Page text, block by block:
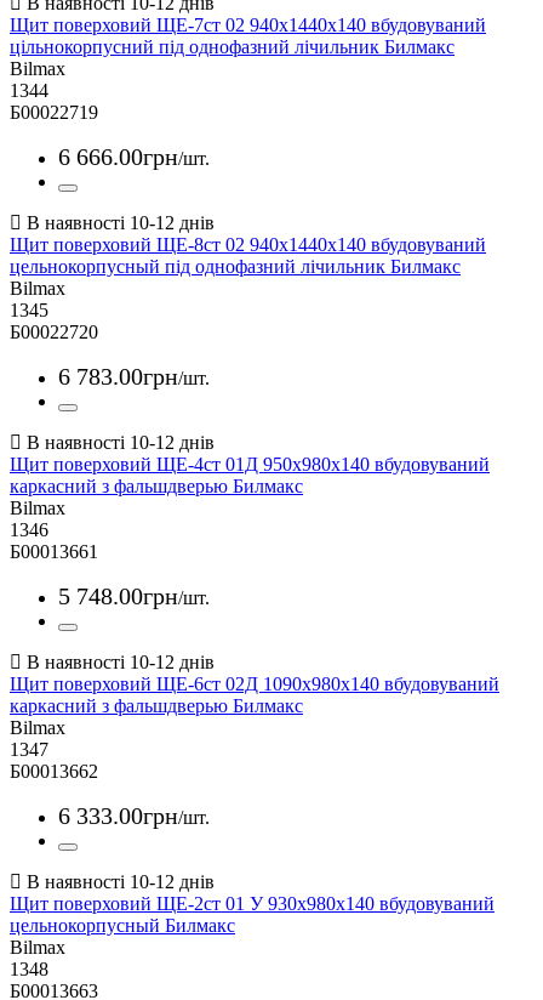
Щит поверховий ЩЕ-7ст 02 940х1440х140 вбудовуваний
цільнокорпусний під однофазний лічильник Билмакс
Bilmax
1344
Б00022719
6 666.00грн/шт.
Щит поверховий ЩЕ-8ст 02 940х1440х140 вбудовуваний
цельнокорпусный під однофазний лічильник Билмакс
Bilmax
1345
Б00022720
6 783.00грн/шт.
Щит поверховий ЩЕ-4ст 01Д 950х980х140 вбудовуваний
каркасний з фальшдверью Билмакс
Bilmax
1346
Б00013661
5 748.00грн/шт.
Щит поверховий ЩЕ-6ст 02Д 1090х980х140 вбудовуваний
каркасний з фальшдверью Билмакс
Bilmax
1347
Б00013662
6 333.00грн/шт.
Щит поверховий ЩЕ-2ст 01 У 930х980х140 вбудовуваний
цельнокорпусный Билмакс
Bilmax
1348
Б00013663